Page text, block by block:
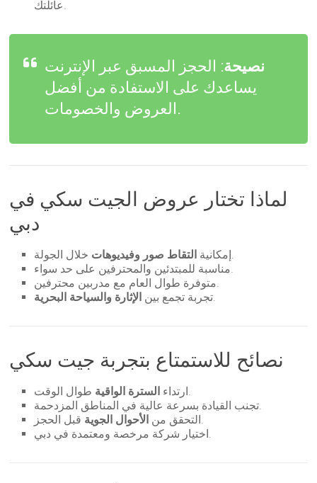
عائلتك.
نصيحة: الحجز المسبق عبر الإنترنت
يساعدك على الاستفادة من أفضل
العروض والخصومات.
لماذا تختار عروض الجيت سكي في
دبي
إمكانية التقاط صور وفيديوهات
خلال الجولة.
مناسبة للمبتدئين والمحترفين على حد سواء.
متوفرة طوال العام مع مدربين محترفين.
تجربة تجمع بين الإثارة والسياحة البحرية .
نصائح للاستمتاع بتجربة جيت سكي
ارتداء السترة الواقية
طوال الوقت.
تجنب القيادة بسرعة عالية في المناطق المزدحمة.
التحقق من الأحوال الجوية
قبل الحجز.
اختيار شركة مرخصة ومعتمدة في دبي.